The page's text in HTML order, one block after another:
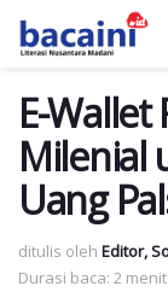
E-Wallet
Milenial
Uang
ditulis oleh Editor,
Durasi baca: 2 menit